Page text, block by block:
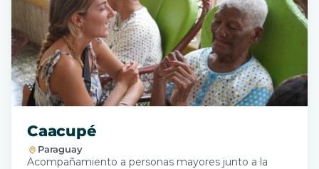
Caacupé
Paraguay
Acompañamiento a personas mayores junto a la